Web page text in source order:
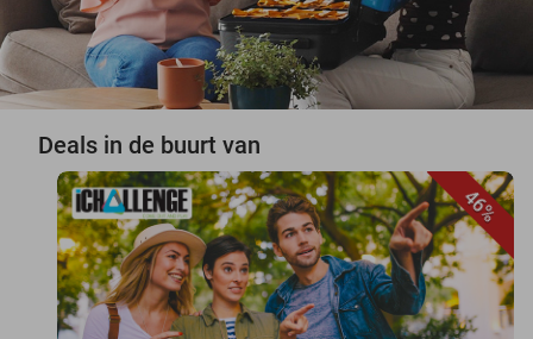
Deals in de buurt van
46%